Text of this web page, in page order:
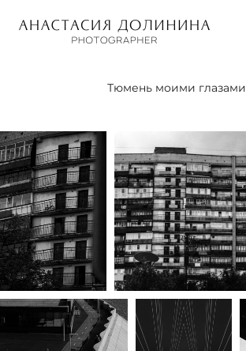
Тюмень моими глазами